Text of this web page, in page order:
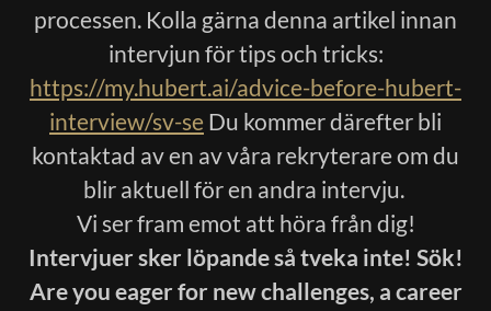
processen. Kolla gärna denna artikel innan
intervjun för tips och tricks:
https://my.hubert.ai/advice-before-hubert-
interview/sv-se Du kommer därefter bli
kontaktad av en av våra rekryterare om du
blir aktuell för en andra intervju.
Vi ser fram emot att höra från dig!
Intervjuer sker löpande så tveka inte! Sök!
Are you eager for new challenges, a career